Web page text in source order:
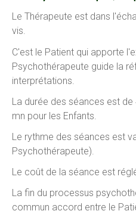
Le Thérapeute est dans
vis.
C'est le Patient qui apporte
Psychothérapeute guide la
interprétations.
La durée des séances est
mn pour les Enfants.
Le rythme des séances est
Psychothérapeute).
Le coût de la séance est
La fin du processus
commun accord entre le